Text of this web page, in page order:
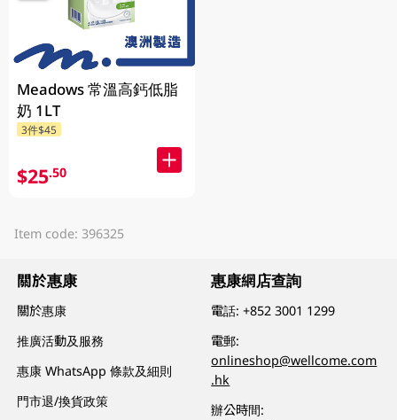
Meadows 常溫高鈣低脂
奶 1LT
3件$45
$25.50
Item code: 396325
關於惠康
關於惠康
推廣活動及服務
惠康 WhatsApp 條款及細則
門市退/換貨政策
惠康網店查詢
電話:+852 3001 1299
電郵:
onlineshop@wellcome.com
.hk
辦公時間: